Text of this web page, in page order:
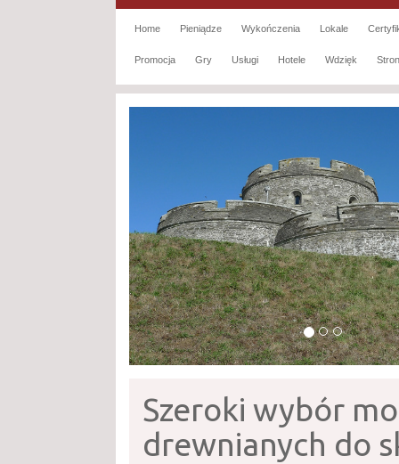
Home Pieniądze Wykończenia Lokale
Promocja Gry Usługi Hotele Wdzięk
Szeroki wybór
drewnianych do